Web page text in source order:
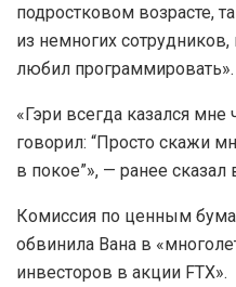
подростковом возрасте,
из немногих
любил программировать».
«Гэри всегда казался
говорил: “Просто скажи
в покое”», — ранее сказал
Комиссия по ценным
обвинила Вана в
инвесторов в акции FTX».